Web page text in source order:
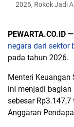
2026, Rokok Jadi
PEWARTA.CO.ID —
negara dari sektor
pada tahun 2026.
Menteri
ini menjadi bagian
sebesar
Anggaran